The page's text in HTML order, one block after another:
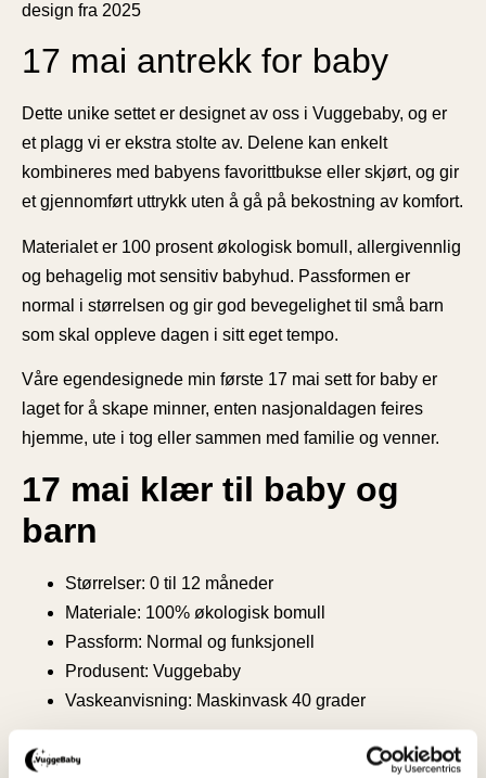
design fra 2025
17 mai antrekk for baby
Dette unike settet er designet av oss i Vuggebaby, og er
et plagg vi er ekstra stolte av. Delene kan enkelt
kombineres med babyens favorittbukse eller skjørt, og gir
et gjennomført uttrykk uten å gå på bekostning av komfort.
Materialet er 100 prosent økologisk bomull, allergivennlig
og behagelig mot sensitiv babyhud. Passformen er
normal i størrelsen og gir god bevegelighet til små barn
som skal oppleve dagen i sitt eget tempo.
Våre egendesignede min første 17 mai sett for baby er
laget for å skape minner, enten nasjonaldagen feires
hjemme, ute i tog eller sammen med familie og venner.
17 mai klær til baby og
barn
Størrelser: 0 til 12 måneder
Materiale: 100% økologisk bomull
Passform: Normal og funksjonell
Produsent: Vuggebaby
Vaskeanvisning: Maskinvask 40 grader